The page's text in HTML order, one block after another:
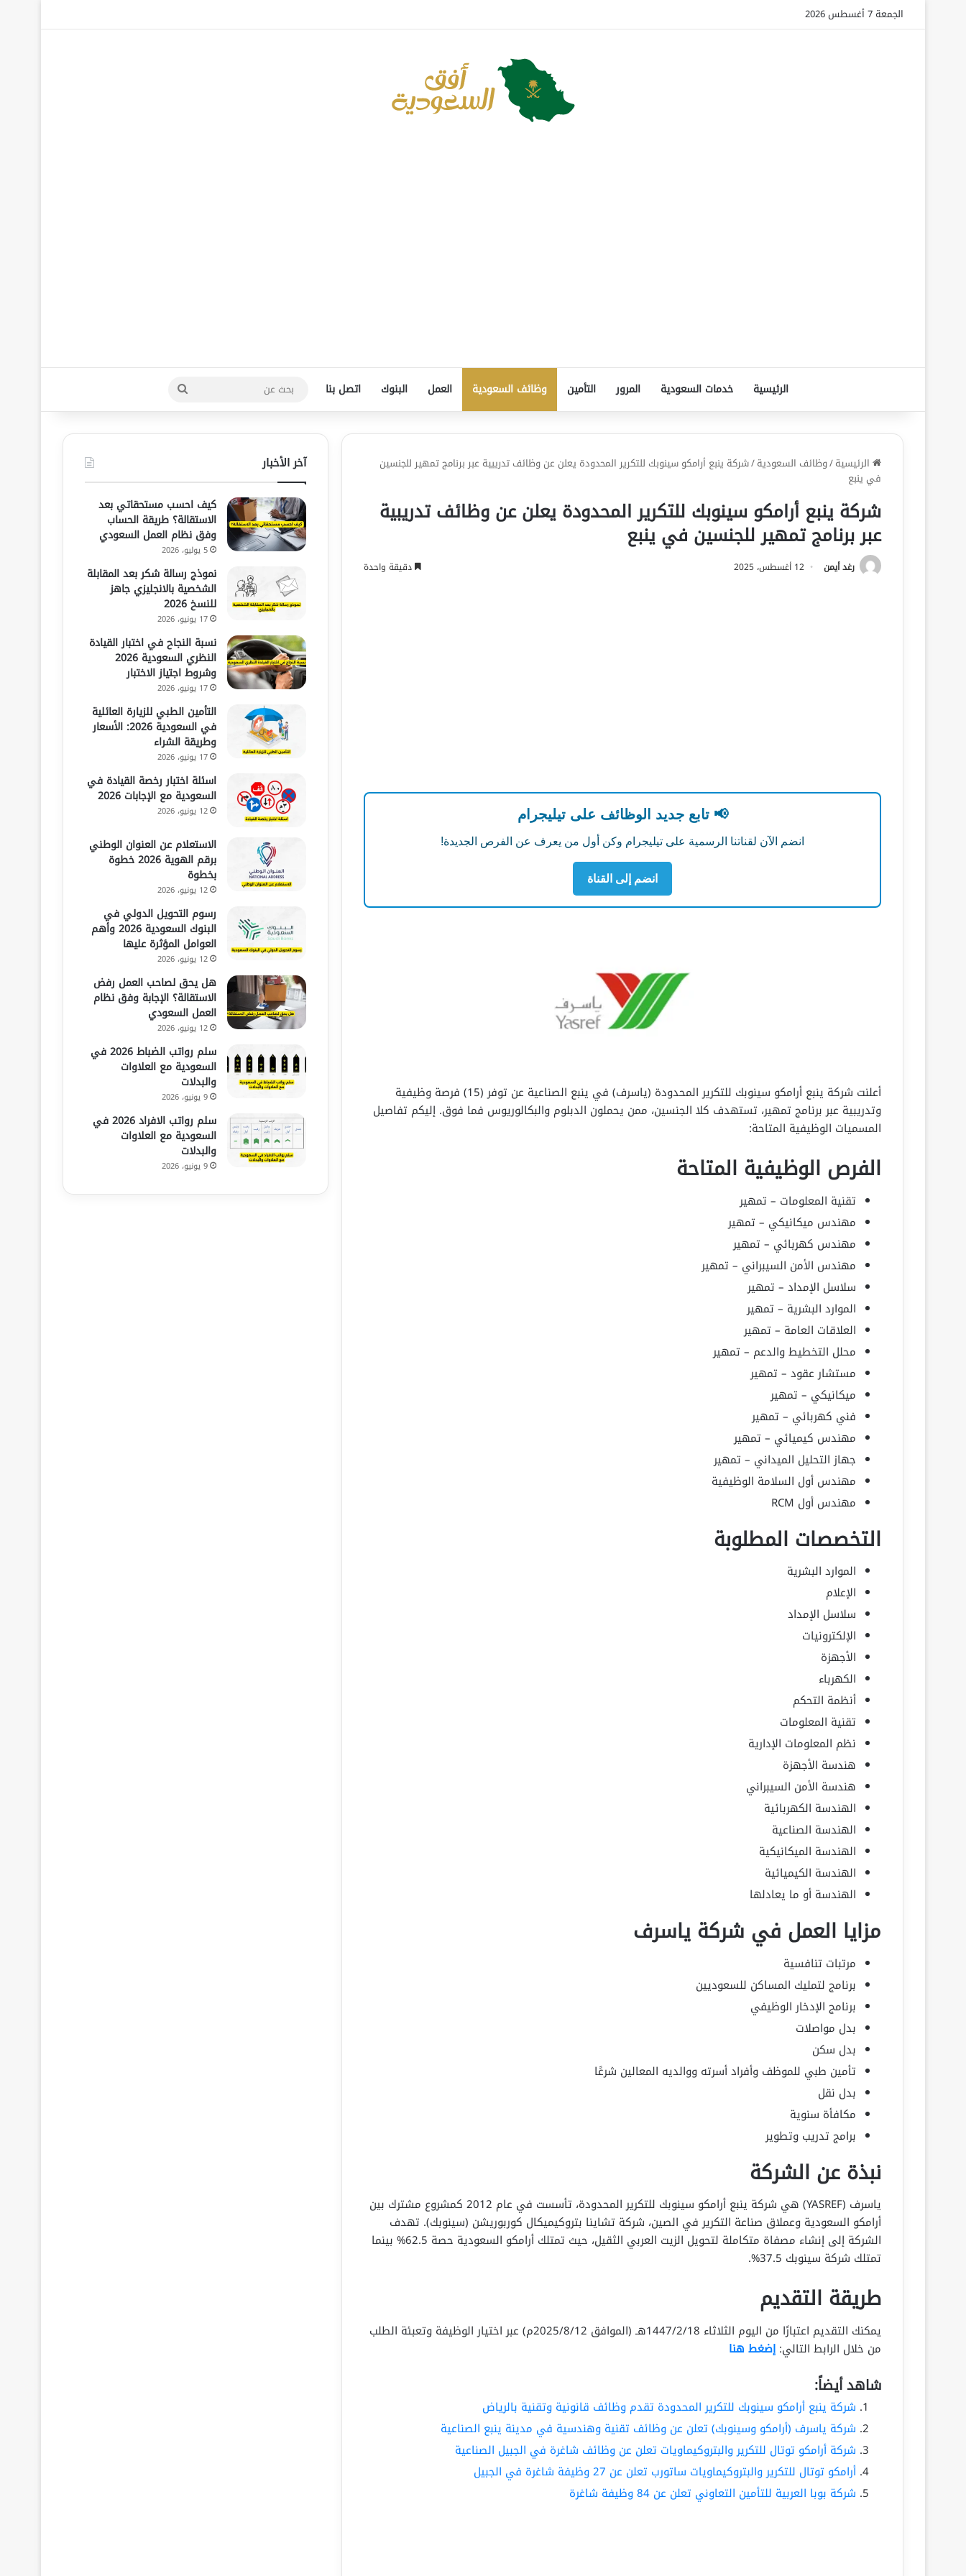
الجمعة 7 أغسطس 2026
الرئيسية خدمات السعودية المرور التأمين وظائف السعودية العمل البنوك اتصل بنا
بحث
عن
الرئيسية/وظائف السعودية/شركة ينبع أرامكو سينوبك للتكرير المحدودة يعلن عن وظائف تدريبية عبر برنامج تمهير للجنسين
في ينبع
شركة ينبع أرامكو سينوبك للتكرير المحدودة يعلن عن وظائف تدريبية
عبر برنامج تمهير للجنسين في ينبع
رغد أيمن 12 أغسطس، 2025 دقيقة واحدة
📢 تابع جديد الوظائف على تيليجرام
انضم الآن لقناتنا الرسمية على تيليجرام وكن أول من يعرف عن الفرص الجديدة!
انضم إلى القناة
أعلنت شركة ينبع أرامكو سينوبك للتكرير المحدودة (ياسرف) في ينبع الصناعية عن توفر (15) فرصة وظيفية
وتدريبية عبر برنامج تمهير، تستهدف كلا الجنسين، ممن يحملون الدبلوم والبكالوريوس فما فوق. إليكم تفاصيل
المسميات الوظيفية المتاحة:
الفرص الوظيفية المتاحة
تقنية المعلومات – تمهير
مهندس ميكانيكي – تمهير
مهندس كهربائي – تمهير
مهندس الأمن السيبراني – تمهير
سلاسل الإمداد – تمهير
الموارد البشرية – تمهير
العلاقات العامة – تمهير
محلل التخطيط والدعم – تمهير
مستشار عقود – تمهير
ميكانيكي – تمهير
فني كهربائي – تمهير
مهندس كيميائي – تمهير
جهاز التحليل الميداني – تمهير
مهندس أول السلامة الوظيفية
مهندس أول RCM
التخصصات المطلوبة
الموارد البشرية
الإعلام
سلاسل الإمداد
الإلكترونيات
الأجهزة
الكهرباء
أنظمة التحكم
تقنية المعلومات
نظم المعلومات الإدارية
هندسة الأجهزة
هندسة الأمن السيبراني
الهندسة الكهربائية
الهندسة الصناعية
الهندسة الميكانيكية
الهندسة الكيميائية
الهندسة أو ما يعادلها
مزايا العمل في شركة ياسرف
مرتبات تنافسية
برنامج لتمليك المساكن للسعوديين
برنامج الإدخار الوظيفي
بدل مواصلات
بدل سكن
تأمين طبي للموظف وأفراد أسرته ووالديه المعالين شرعًا
بدل نقل
مكافأة سنوية
برامج تدريب وتطوير
نبذة عن الشركة
ياسرف (YASREF) هي شركة ينبع أرامكو سينوبك للتكرير المحدودة، تأسست في عام 2012 كمشروع مشترك بين
أرامكو السعودية وعملاق صناعة التكرير في الصين، شركة تشاينا بتروكيميكال كوربوريشن (سينوبك). تهدف
الشركة إلى إنشاء مصفاة متكاملة لتحويل الزيت العربي الثقيل، حيث تمتلك أرامكو السعودية حصة 62.5% بينما
تمتلك شركة سينوبك 37.5%.
طريقة التقديم
يمكنك التقديم اعتبارًا من اليوم الثلاثاء 1447/2/18هـ (الموافق 2025/8/12م) عبر اختيار الوظيفة وتعبئة الطلب
من خلال الرابط التالي: إضغط هنا
شاهد أيضاً:
شركة ينبع أرامكو سينوبك للتكرير المحدودة تقدم وظائف قانونية وتقنية بالرياض
شركة ياسرف (أرامكو وسينوبك) تعلن عن وظائف تقنية وهندسية في مدينة ينبع الصناعية
شركة أرامكو توتال للتكرير والبتروكيماويات تعلن عن وظائف شاغرة في الجبيل الصناعية
أرامكو توتال للتكرير والبتروكيماويات ساتورب تعلن عن 27 وظيفة شاغرة في الجبيل
شركة بوبا العربية للتأمين التعاوني تعلن عن 84 وظيفة شاغرة
آخر الأخبار
كيف احسب مستحقاتي بعد
الاستقالة؟ طريقة الحساب
وفق نظام العمل السعودي
5 يوليو، 2026
نموذج رسالة شكر بعد المقابلة
الشخصية بالانجليزي جاهز
للنسخ 2026
17 يونيو، 2026
نسبة النجاح في اختبار القيادة
النظري السعودية 2026
وشروط اجتياز الاختبار
17 يونيو، 2026
التأمين الطبي للزيارة العائلية
في السعودية 2026: الأسعار
وطريقة الشراء
17 يونيو، 2026
اسئلة اختبار رخصة القيادة في
السعودية مع الإجابات 2026
12 يونيو، 2026
الاستعلام عن العنوان الوطني
برقم الهوية 2026 خطوة
بخطوة
12 يونيو، 2026
رسوم التحويل الدولي في
البنوك السعودية 2026 وأهم
العوامل المؤثرة عليها
12 يونيو، 2026
هل يحق لصاحب العمل رفض
الاستقالة؟ الإجابة وفق نظام
العمل السعودي
12 يونيو، 2026
سلم رواتب الضباط 2026 في
السعودية مع العلاوات
والبدلات
9 يونيو، 2026
سلم رواتب الافراد 2026 في
السعودية مع العلاوات
والبدلات
9 يونيو، 2026